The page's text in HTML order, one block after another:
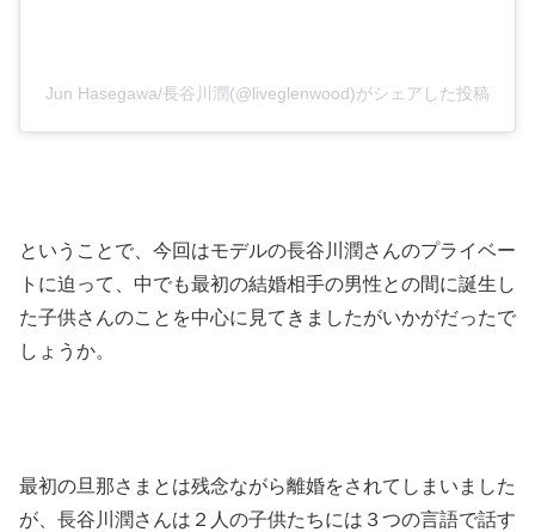
Jun Hasegawa/長谷川潤(@liveglenwood)がシェアした投稿
ということで、今回はモデルの長谷川潤さんのプライベー
トに迫って、中でも最初の結婚相手の男性との間に誕生し
た子供さんのことを中心に見てきましたがいかがだったで
しょうか。
最初の旦那さまとは残念ながら離婚をされてしまいました
が、長谷川潤さんは２人の子供たちには３つの言語で話す